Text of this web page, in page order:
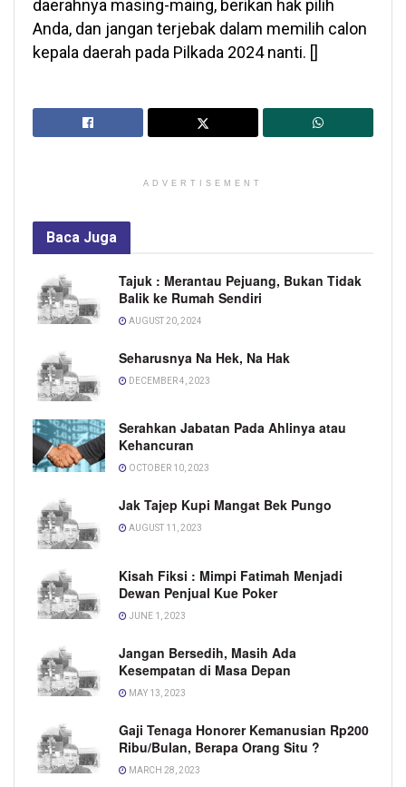
daerahnya masing-maing, berikan hak pilih
Anda, dan jangan terjebak dalam memilih calon
kepala daerah pada Pilkada 2024 nanti. []
ADVERTISEMENT
Baca Juga
Tajuk : Merantau Pejuang, Bukan Tidak
Balik ke Rumah Sendiri
AUGUST 20, 2024
Seharusnya Na Hek, Na Hak
DECEMBER 4, 2023
Serahkan Jabatan Pada Ahlinya atau
Kehancuran
OCTOBER 10, 2023
Jak Tajep Kupi Mangat Bek Pungo
AUGUST 11, 2023
Kisah Fiksi : Mimpi Fatimah Menjadi
Dewan Penjual Kue Poker
JUNE 1, 2023
Jangan Bersedih, Masih Ada
Kesempatan di Masa Depan
MAY 13, 2023
Gaji Tenaga Honorer Kemanusian Rp200
Ribu/Bulan, Berapa Orang Situ ?
MARCH 28, 2023